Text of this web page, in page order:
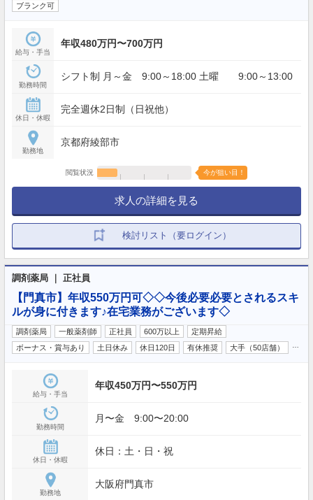
ブランク可
給与・手当
年収480万円〜700万円
勤務時間
シフト制 月～金 9:00～18:00 土曜 9:00～13:00
休日・休暇
完全週休2日制（日祝他）
勤務地
京都府綾部市
閲覧状況 今が狙い目！
求人の詳細を見る
検討リスト（要ログイン）
調剤薬局 ｜ 正社員
【門真市】年収550万円可◇◇今後必要必要とされるスキ
ルが身に付きます♪在宅業務がございます◇
調剤薬局 一般薬剤師 正社員 600万以上
定期昇給
ボーナス・賞与あり
土日休み 休日120日 有休推奨 大手（50店舗）
給与・手当
年収450万円〜550万円
勤務時間
月〜金 9:00〜20:00
休日・休暇
休日：土・日・祝
勤務地
大阪府門真市